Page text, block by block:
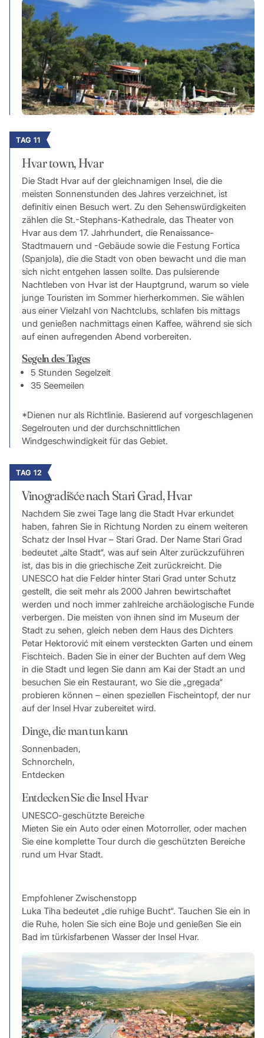
TAG 11
Hvar town, Hvar
Die Stadt Hvar auf der gleichnamigen Insel, die die
meisten Sonnenstunden des Jahres verzeichnet, ist
definitiv einen Besuch wert. Zu den Sehenswürdigkeiten
zählen die St.-Stephans-Kathedrale, das Theater von
Hvar aus dem 17. Jahrhundert, die Renaissance-
Stadtmauern und -Gebäude sowie die Festung Fortica
(Spanjola), die die Stadt von oben bewacht und die man
sich nicht entgehen lassen sollte. Das pulsierende
Nachtleben von Hvar ist der Hauptgrund, warum so viele
junge Touristen im Sommer hierherkommen. Sie wählen
aus einer Vielzahl von Nachtclubs, schlafen bis mittags
und genießen nachmittags einen Kaffee, während sie sich
auf einen aufregenden Abend vorbereiten.
Segeln des Tages
5 Stunden Segelzeit
35 Seemeilen
*Dienen nur als Richtlinie. Basierend auf vorgeschlagenen
Segelrouten und der durchschnittlichen
Windgeschwindigkeit für das Gebiet.
TAG 12
Vinogradišće nach Stari Grad, Hvar
Nachdem Sie zwei Tage lang die Stadt Hvar erkundet
haben, fahren Sie in Richtung Norden zu einem weiteren
Schatz der Insel Hvar – Stari Grad. Der Name Stari Grad
bedeutet „alte Stadt“, was auf sein Alter zurückzuführen
ist, das bis in die griechische Zeit zurückreicht. Die
UNESCO hat die Felder hinter Stari Grad unter Schutz
gestellt, die seit mehr als 2000 Jahren bewirtschaftet
werden und noch immer zahlreiche archäologische Funde
verbergen. Die meisten von ihnen sind im Museum der
Stadt zu sehen, gleich neben dem Haus des Dichters
Petar Hektorović mit einem versteckten Garten und einem
Fischteich. Baden Sie in einer der Buchten auf dem Weg
in die Stadt und legen Sie dann am Kai der Stadt an und
besuchen Sie ein Restaurant, wo Sie die „gregada“
probieren können – einen speziellen Fischeintopf, der nur
auf der Insel Hvar zubereitet wird.
Dinge, die man tun kann
Sonnenbaden,
Schnorcheln,
Entdecken
Entdecken Sie die Insel Hvar
UNESCO-geschützte Bereiche
Mieten Sie ein Auto oder einen Motorroller, oder machen
Sie eine komplette Tour durch die geschützten Bereiche
rund um Hvar Stadt.
Empfohlener Zwischenstopp
Luka Tiha bedeutet „die ruhige Bucht“. Tauchen Sie ein in
die Ruhe, holen Sie sich eine Boje und genießen Sie ein
Bad im türkisfarbenen Wasser der Insel Hvar.